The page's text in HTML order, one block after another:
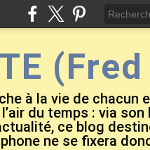
à la vie de chacun
du temps : via
ce blog
ne se fixera